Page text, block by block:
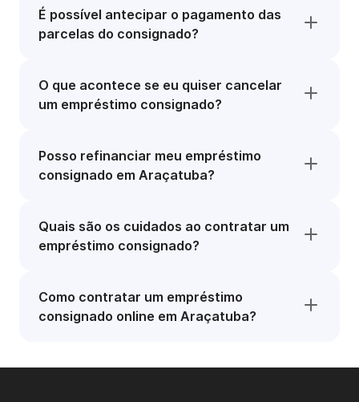
É possível antecipar o pagamento das
parcelas do consignado?
O que acontece se eu quiser cancelar
um empréstimo consignado?
Posso refinanciar meu empréstimo
consignado em Araçatuba?
Quais são os cuidados ao contratar um
empréstimo consignado?
Como contratar um empréstimo
consignado online em Araçatuba?